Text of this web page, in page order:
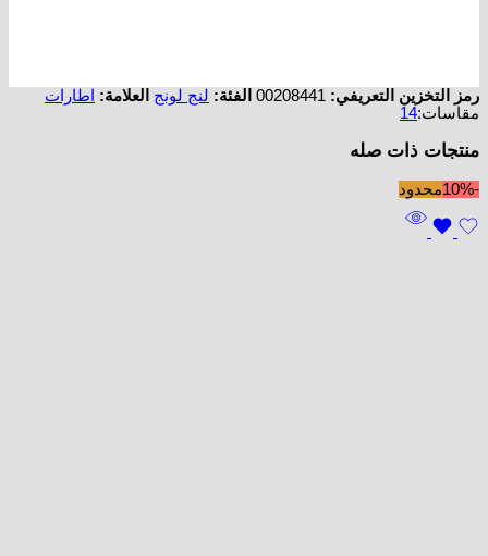
رمز التخزين التعريفي: 00208441 الفئة: لنج لونج العلامة: اطارات
مقاسات:14
منتجات ذات صله
-10% محدود